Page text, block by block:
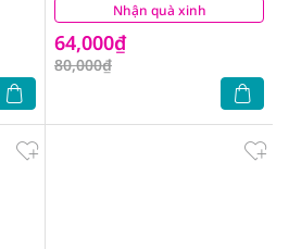
Nhận quà xinh
64,000₫
80,000₫
(6)